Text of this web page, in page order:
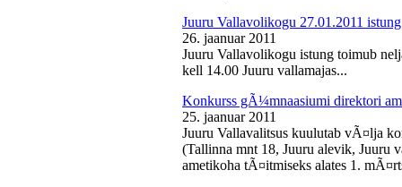
Juuru Vallavolikogu 27.01.2011 istung
26. jaanuar 2011
Juuru Vallavolikogu istung toimub
kell 14.00 Juuru vallamajas...
Konkurss gÃ¼mnaasiumi direktori
25. jaanuar 2011
Juuru Vallavalitsus kuulutab vÃ¤lja
(Tallinna mnt 18, Juuru alevik, Juuru
ametikoha tÃ¤itmiseks alates 1.